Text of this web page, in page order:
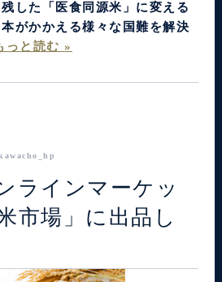
した「医食同源米」に変える
がかかえる様々な国難を解決
っと読む »
ラインマーケッ
市場」に出品し